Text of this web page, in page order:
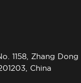
1158, Zhang Dong
China